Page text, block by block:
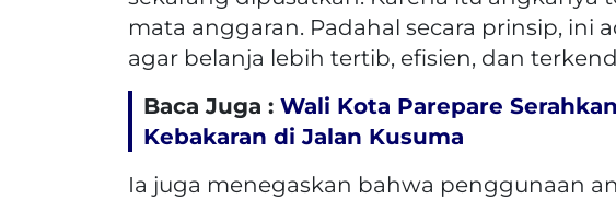
mata anggaran. Padahal secara prinsip, ini
agar belanja lebih tertib, efisien, dan
Baca Juga : Wali Kota Parepare
Kebakaran di Jalan Kusuma
Ia juga menegaskan bahwa penggunaan